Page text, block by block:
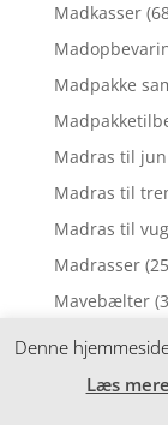
Madkasser
Madpakke
Madras til
Madras til
Madras til
Madrasser
Mavebælter
Motorik legetøj
Denne
Læs mere